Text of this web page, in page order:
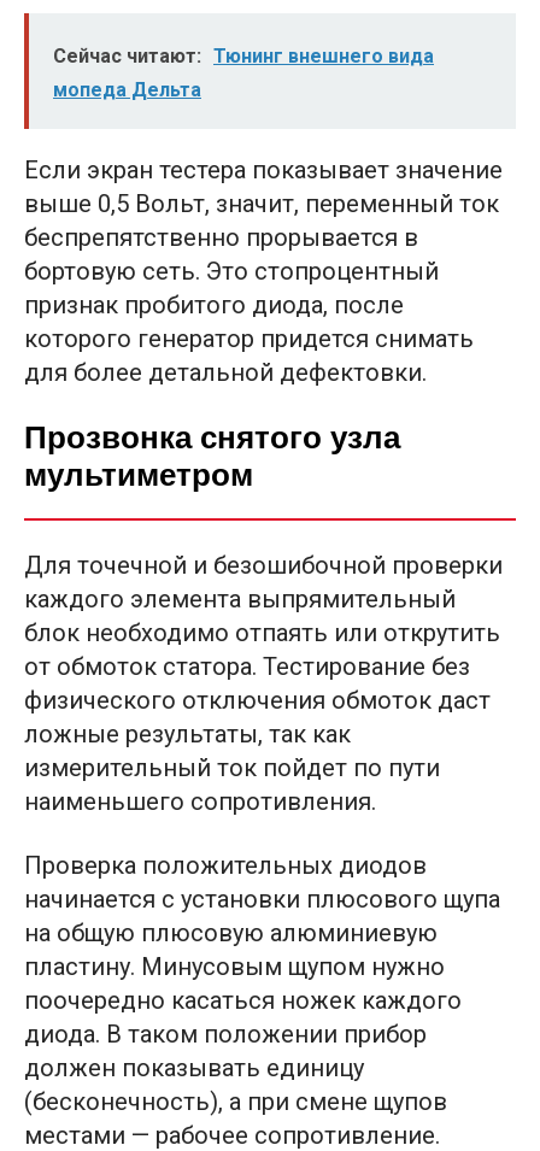
Сейчас читают: Тюнинг внешнего вида
мопеда Дельта
Если экран тестера показывает значение
выше 0,5 Вольт, значит, переменный ток
беспрепятственно прорывается в
бортовую сеть. Это стопроцентный
признак пробитого диода, после
которого генератор придется снимать
для более детальной дефектовки.
Прозвонка снятого узла
мультиметром
Для точечной и безошибочной проверки
каждого элемента выпрямительный
блок необходимо отпаять или открутить
от обмоток статора. Тестирование без
физического отключения обмоток даст
ложные результаты, так как
измерительный ток пойдет по пути
наименьшего сопротивления.
Проверка положительных диодов
начинается с установки плюсового щупа
на общую плюсовую алюминиевую
пластину. Минусовым щупом нужно
поочередно касаться ножек каждого
диода. В таком положении прибор
должен показывать единицу
(бесконечность), а при смене щупов
местами — рабочее сопротивление.